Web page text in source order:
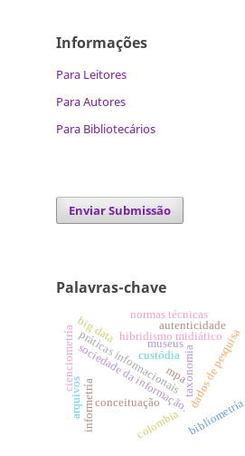
Informações
Para Leitores
Para Autores
Para Bibliotecários
Enviar Submissão
Palavras-chave
taxonomiadados de pesquisa
conceituação
sociedade da informação.
hibridismo midiático
práticas informacionais
bibliometría
informetría
cienciometría
colombia
mpa
arquivos
autenticidade
custódia
normas técnicas
big data museus